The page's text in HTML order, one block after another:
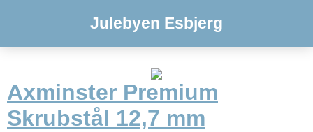
Julebyen Esbjerg
Axminster Premium
Skrubstål 12,7 mm